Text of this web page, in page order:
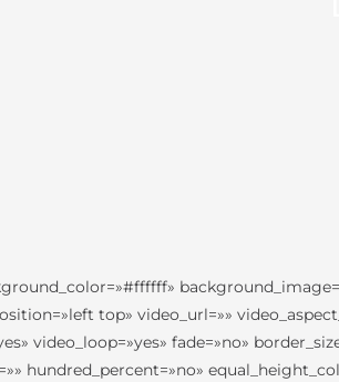
top» video_url=»»
video_loop=»yes» fade=»no»
hundred_percent=»no»